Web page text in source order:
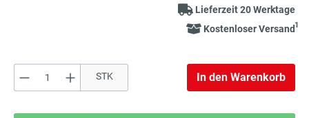
Lieferzeit 20 Werktage
Kostenloser Versand1
Produkt Anzahl: Gib den gewünschten
STK In den Warenkorb